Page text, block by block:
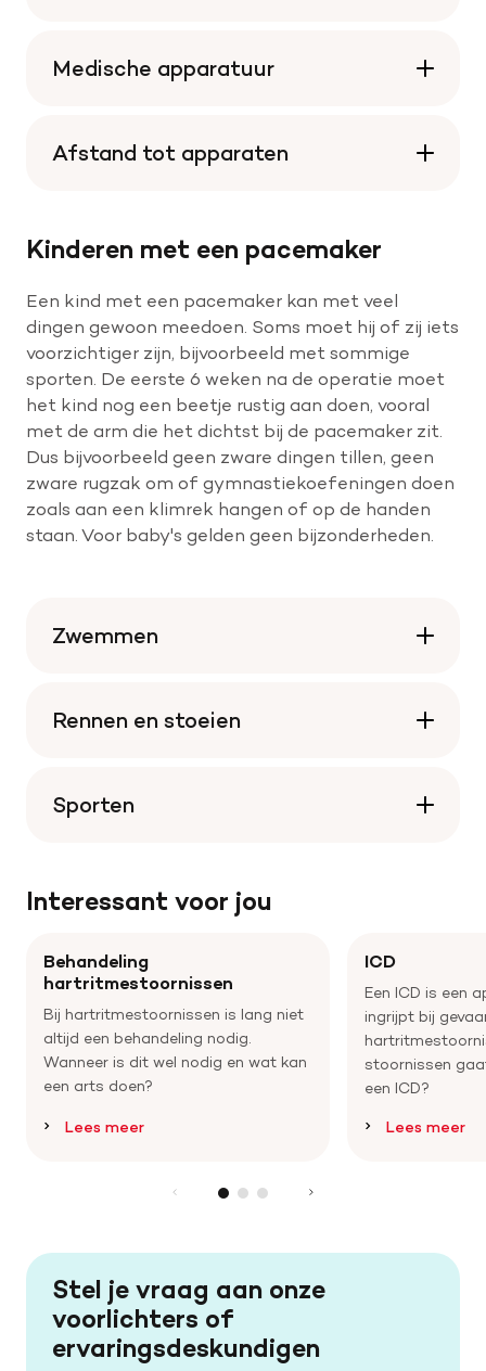
Medische apparatuur
Afstand tot apparaten
Kinderen met een pacemaker
Een kind met een pacemaker kan met veel
dingen gewoon meedoen. Soms moet hij of zij iets
voorzichtiger zijn, bijvoorbeeld met sommige
sporten. De eerste 6 weken na de operatie moet
het kind nog een beetje rustig aan doen, vooral
met de arm die het dichtst bij de pacemaker zit.
Dus bijvoorbeeld geen zware dingen tillen, geen
zware rugzak om of gymnastiekoefeningen doen
zoals aan een klimrek hangen of op de handen
staan. Voor baby's gelden geen bijzonderheden.
Zwemmen
Rennen en stoeien
Sporten
Interessant voor jou
Behandeling
hartritmestoornissen
Bij hartritmestoornissen is lang niet
altijd een behandeling nodig.
Wanneer is dit wel nodig en wat kan
een arts doen?
Lees meer
ICD
Een ICD is een
ingrijpt bij
stoornissen
een ICD?
Lees meer
Stel je vraag aan onze
voorlichters of
ervaringsdeskundigen